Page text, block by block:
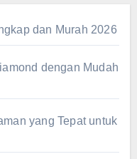
dan Murah 2026
dengan Mudah
yang Tepat untuk